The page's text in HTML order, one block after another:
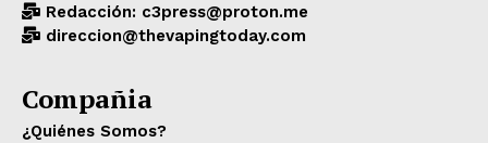
Redacción: c3press@proton.me
direccion@thevapingtoday.com
Compañia
¿Quiénes Somos?